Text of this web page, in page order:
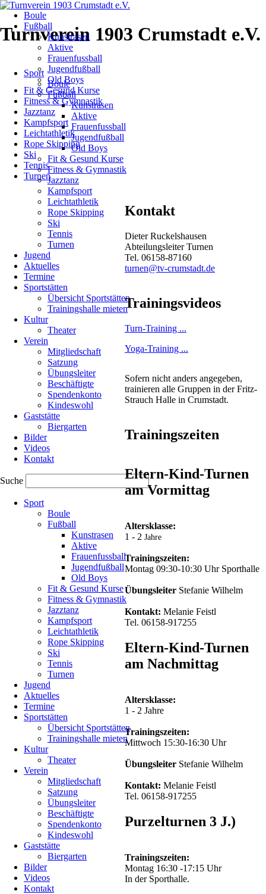
Turnverein 1903 Crumstadt e.V.
Navigation
überspringen
Sport
Boule
Fußball
Kunstrasen
Aktive
Frauenfussball
Jugendfußball
Old Boys
Fit & Gesund Kurse
Fitness & Gymnastik
Jazztanz
Kampfsport
Leichtathletik
Rope Skipping
Ski
Tennis
Turnen
Jugend
Aktuelles
Termine
Sportstätten
Übersicht Sportstätten
Trainingshalle mieten
Kultur
Theater
Verein
Mitgliedschaft
Satzung
Übungsleiter
Beschäftigte
Spendenkonto
Kindeswohl
Gaststätte
Biergarten
Bilder
Videos
Kontakt
Suche
überspringen
Sport
Boule
Fußball
Kunstrasen
Aktive
Frauenfussball
Jugendfußball
Old Boys
Fit & Gesund Kurse
Fitness & Gymnastik
Jazztanz
Kampfsport
Leichtathletik
Rope Skipping
Ski
Tennis
Turnen
Jugend
Aktuelles
Termine
Sportstätten
Übersicht Sportstätten
Trainingshalle mieten
Kultur
Theater
Verein
Mitgliedschaft
Satzung
Übungsleiter
Beschäftigte
Spendenkonto
Kindeswohl
Gaststätte
Biergarten
Bilder
Videos
Kontakt
Turnen
in
10.06.2011
Ruckelshausen
Crumstädter
Kinder
sind
am
Start
Die
Crumstädter
und
Rope
Skipper
wundervolle
Tage
Landeskinderturnfest
Viernheim.
Freitagnachmittag
nahmen
Rope
Skipper
TV
Crumstadt
an
der
teil.
neue
kam
gut
Publikum
an.
unserer
Ropeskipperinnen,
Liv
führte
mit
Programm,
sie
machte
Navigation
überspringen
Boule
Fußball
Kunstrasen
Aktive
Frauenfussball
Jugendfußball
Old Boys
Fit & Gesund Kurse
Fitness & Gymnastik
Jazztanz
Kampfsport
Leichtathletik
Rope Skipping
Ski
Tennis
Turnen
Kontakt
Dieter Ruckelshausen
Abteilungsleiter Turnen
Tel. 06158-87160
turnen@tv-crumstadt.de
Trainingsvideos
Turn-Training ...
Yoga-Training ...
Sofern nicht anders angegeben,
trainieren alle Gruppen in der Fritz-
Strauch Halle in Crumstadt.
Trainingszeiten
Eltern-Kind-Turnen
am Vormittag
Altersklasse:
1 - 2 Jahre
Trainingszeiten:
Montag 09:30-10:30 Uhr Sporthalle
Übungsleiter Stefanie Wilhelm
Kontakt: Melanie Feistl
Tel. 06158-917255
Eltern-Kind-Turnen
am Nachmittag
Altersklasse:
1 - 2 Jahre
Trainingszeiten:
Mittwoch 15:30-16:30 Uhr
Übungsleiter Stefanie Wilhelm
Kontakt: Melanie Feistl
Tel. 06158-917255
Purzelturnen 3 J.)
Trainingszeiten:
Montag 16:30 -17:15 Uhr
In der Sporthalle.